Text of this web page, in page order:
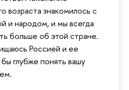
возраста знакомилось с
и народом, и мы всегда
больше об этой стране.
Россией и ее
глубже понять вашу